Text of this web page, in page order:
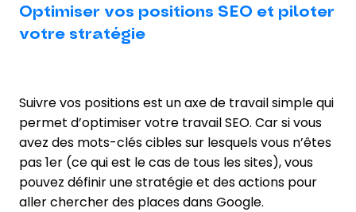
Optimiser vos positions SEO et piloter
votre stratégie
Suivre vos positions est un axe de travail simple qui
permet d’optimiser votre travail SEO. Car si vous
avez des mots-clés cibles sur lesquels vous n’êtes
pas 1er (ce qui est le cas de tous les sites), vous
pouvez définir une stratégie et des actions pour
aller chercher des places dans Google.